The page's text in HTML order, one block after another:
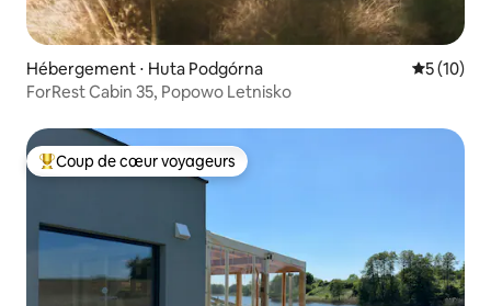
Hébergement ⋅ Huta Podgórna
5 (10)
ForRest Cabin 35, Popowo Letnisko
Coups de cœur voyageurs les plus appréciés
Coup de cœur voyageurs